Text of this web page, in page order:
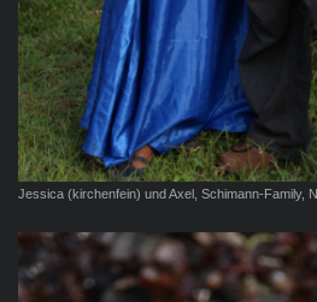
Jessica (kirchenfein) und Axel, Schimann-Family,